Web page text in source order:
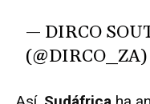
— DIRCO